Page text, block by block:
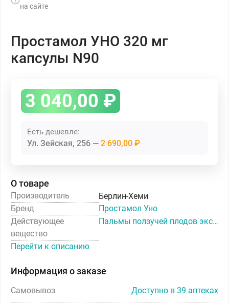
на сайте
Простамол УНО 320 мг
капсулы N90
3 040,00 ₽
Есть дешевле:
Ул. Зейская, 256 2 690,00 ₽
О товаре
Производитель
Берлин-Хеми
Бренд
Простамол Уно
Действующее
вещество
Пальмы ползучей плодов экстракт
Перейти к описанию
Информация о заказе
Самовывоз Доступно в 39 аптеках